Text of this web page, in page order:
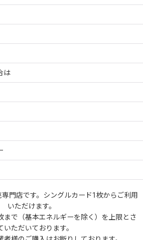
は
門店です。シングルカード1枚からご利用
いただけます。
まで（基本エネルギーを除く）を上限とさ
いただいております。